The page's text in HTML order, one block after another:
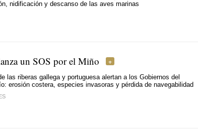
nidificación y descanso de las aves marinas
un SOS por el Miño
las riberas gallega y portuguesa alertan a los Gobiernos del
erosión costera, especies invasoras y pérdida de navegabilidad